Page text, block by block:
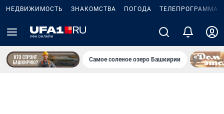
НЕДВИЖИМОСТЬ ЗНАКОМСТВА ПОГОДА ТЕЛЕПРОГРАММА
Самое соленое озеро Башкирии